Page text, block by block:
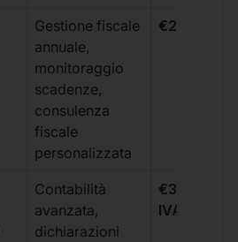
Gestione fiscale
annuale,
monitoraggio
scadenze,
consulenza
fiscale
personalizzata
€264 +
Contabilità
avanzata,
dichiarazioni
€333 +
IVA/